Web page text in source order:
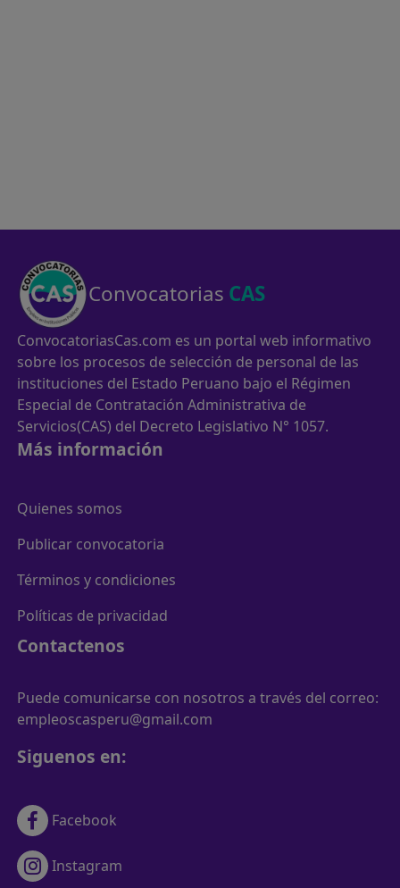
Convocatorias CAS
ConvocatoriasCas.com es un portal web informativo
sobre los procesos de selección de personal de las
instituciones del Estado Peruano bajo el Régimen
Especial de Contratación Administrativa de
Servicios(CAS) del Decreto Legislativo N° 1057.
Más información
Quienes somos
Publicar convocatoria
Términos y condiciones
Políticas de privacidad
Contactenos
Puede comunicarse con nosotros a través del correo:
empleoscasperu@gmail.com
Siguenos en:
Facebook
Instagram